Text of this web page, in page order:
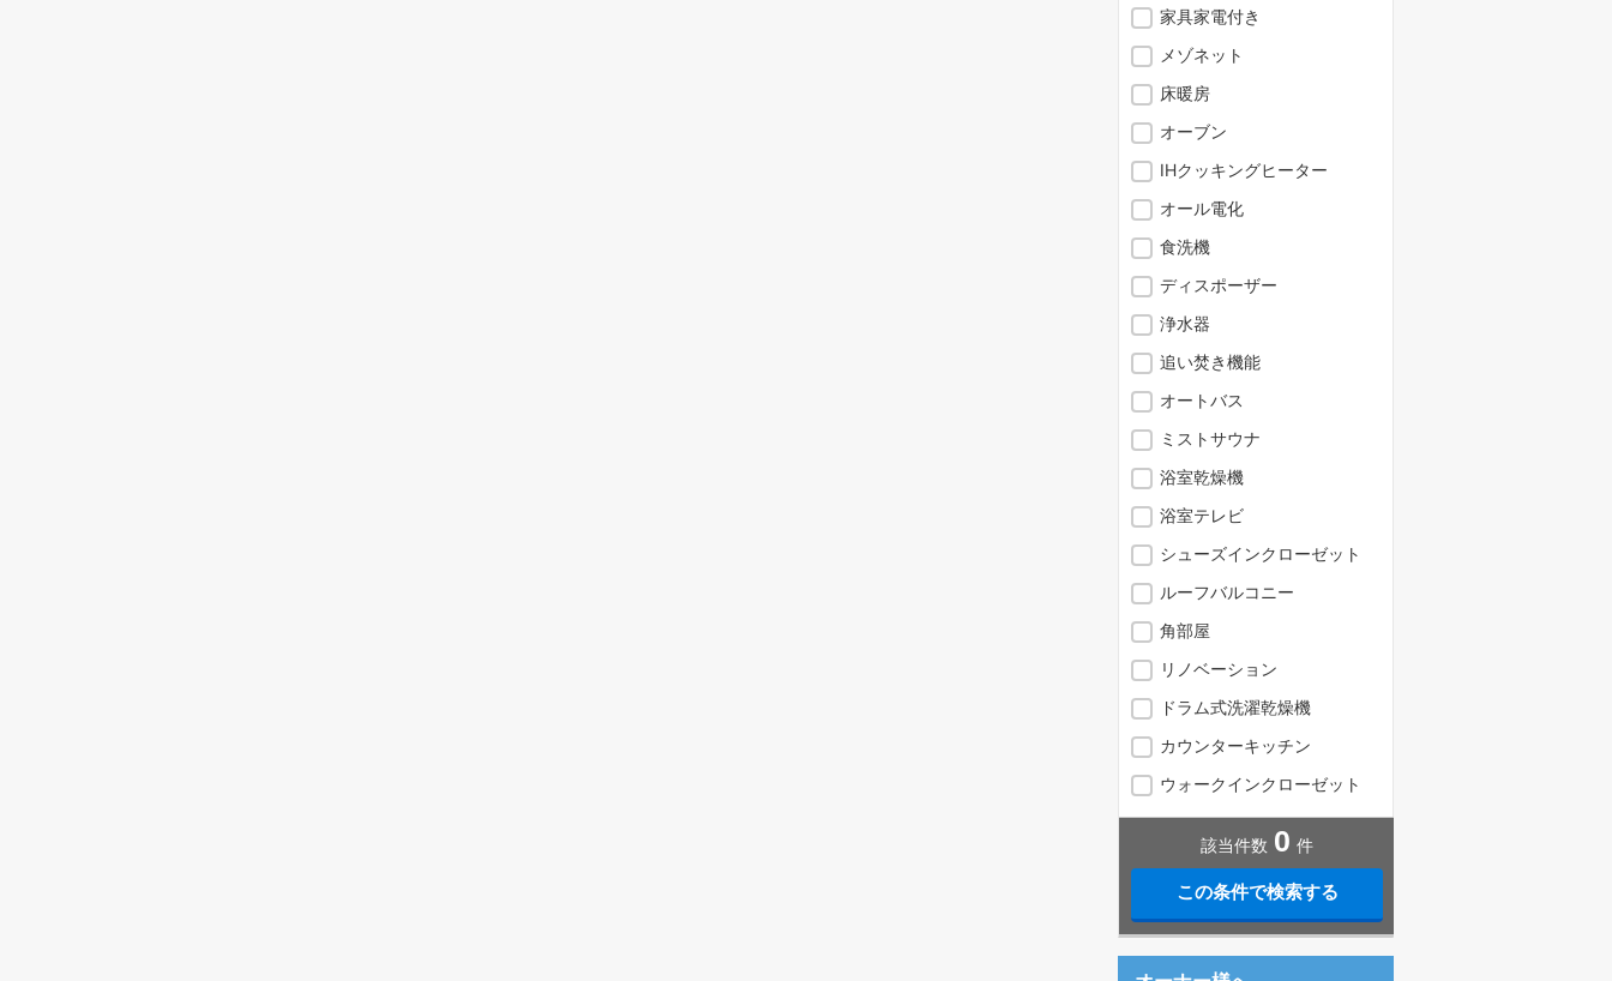
家具家電付き
メゾネット
床暖房
オーブン
IHクッキングヒーター
オール電化
食洗機
ディスポーザー
浄水器
追い焚き機能
オートバス
ミストサウナ
浴室乾燥機
浴室テレビ
シューズインクローゼット
ルーフバルコニー
角部屋
リノベーション
ドラム式洗濯乾燥機
カウンターキッチン
ウォークインクローゼット
該当件数 0 件